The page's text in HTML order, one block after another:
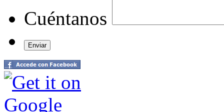
Cuéntanos